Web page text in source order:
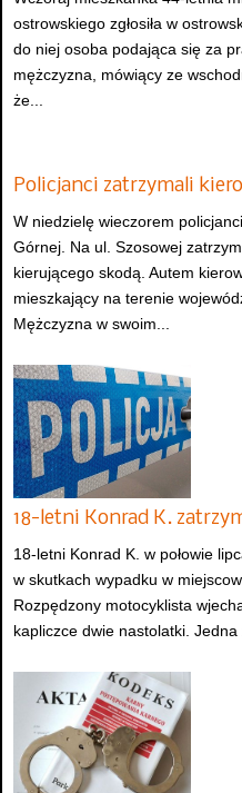
ostrowskiego zgłosiła w
do niej osoba podająca się za
mężczyzna, mówiący ze
że...
Policjanci zatrzymali
W niedzielę wieczorem
Górnej. Na ul. Szosowej
kierującego skodą. Autem
mieszkający na terenie
Mężczyzna w swoim...
18-letni Konrad K.
18-letni Konrad K. w połowie
w skutkach wypadku w
Rozpędzony motocyklista
kapliczce dwie nastolatki. Jedna